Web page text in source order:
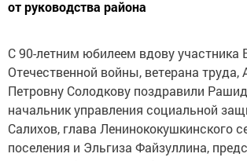
от руководства района
С 90-летним юбилеем вдову участника
Отечественной войны, ветерана труда,
Петровну Солодкову поздравили
начальник управления социальной
Салихов, глава Ленинококушкинского
поселения и Эльгиза Файзуллина,